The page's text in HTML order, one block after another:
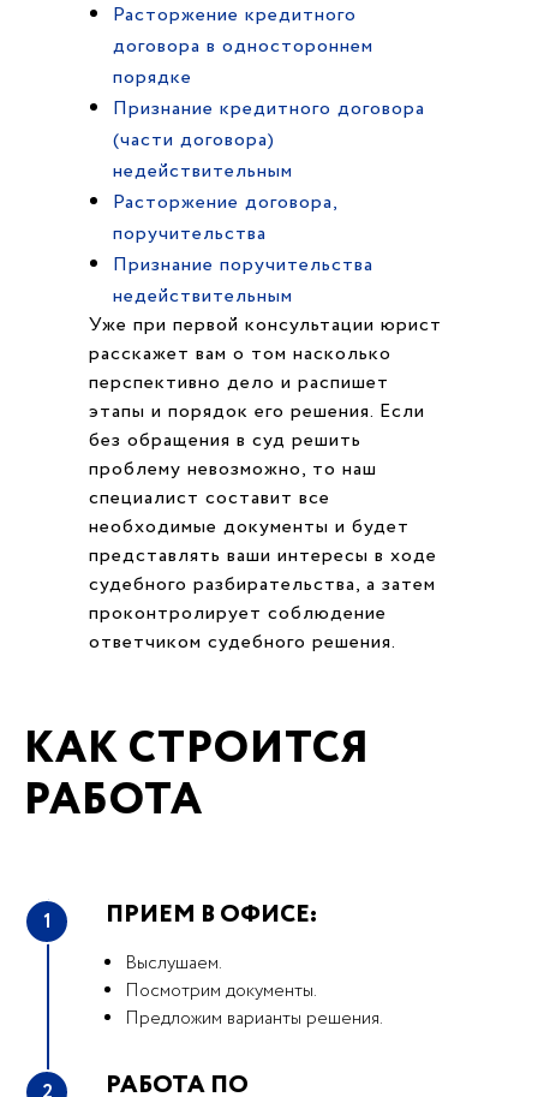
Расторжение кредитного
договора в одностороннем
порядке
Признание кредитного договора
(части договора)
недействительным
Расторжение договора,
поручительства
Признание поручительства
недействительным
Уже при первой консультации юрист
расскажет вам о том насколько
перспективно дело и распишет
этапы и порядок его решения. Если
без обращения в суд решить
проблему невозможно, то наш
специалист составит все
необходимые документы и будет
представлять ваши интересы в ходе
судебного разбирательства, а затем
проконтролирует соблюдение
ответчиком судебного решения.
КАК СТРОИТСЯ
РАБОТА
1 ПРИЕМ В ОФИСЕ:
Выслушаем.
Посмотрим документы.
Предложим варианты решения.
РАБОТА ПО